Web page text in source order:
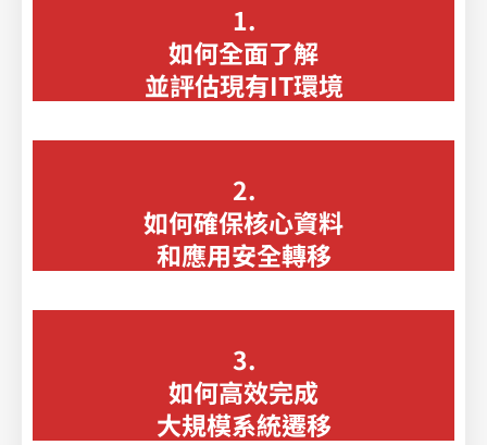
1.
如何全面了解
並評估現有IT環境
2.
如何確保核心資料
和應用安全轉移
3.
如何高效完成
大規模系統遷移